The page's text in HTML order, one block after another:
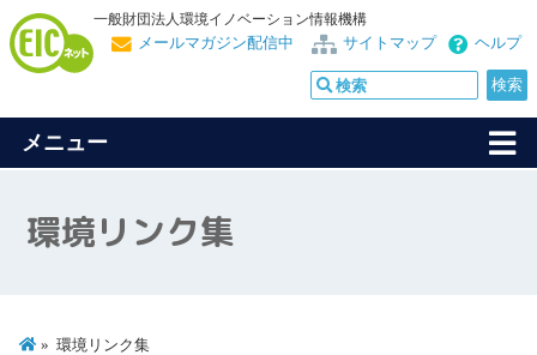
一般財団法人環境イノベーション情報機構
ヘルプ
サイトマップ
メールマガジン配信中
メニュー
環境リンク集
環境リンク集